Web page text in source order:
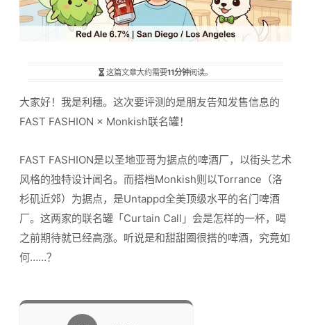
这篇文章大约需要11分钟阅读。
大家好！我是利穗。这次要评测的是朋友告知发售信息的
FAST FASHION × Monkish联名罐！
FAST FASHION是以圣地亚哥为据点的啤酒厂，以街头艺术
风格的独特设计闻名。而搭档Monkish则以Torrance（洛
杉矶近郊）为据点，是Untappd全美顶级水平的名门啤酒
厂。这两家的联名罐「Curtain Call」会是怎样的一杯，喝
之前期待就已经高涨。听说是和甜甜圈很搭的啤酒，究竟如
何……？